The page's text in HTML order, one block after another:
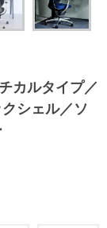
カルタイプ／
シェル／ソ